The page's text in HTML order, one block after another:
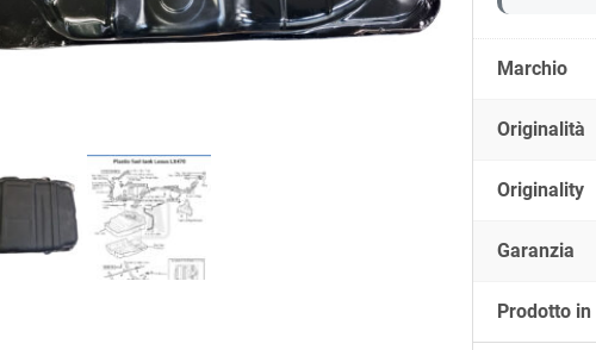
Marchio
Originalità
Originality
Garanzia
Prodotto in